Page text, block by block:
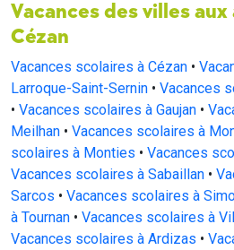
Vacances des villes
Cézan
Vacances scolaires à Cézan •
Larroque-Saint-Sernin • Vacances
• Vacances scolaires à Gaujan •
Meilhan • Vacances scolaires à
scolaires à Monties • Vacances
Vacances scolaires à Sabaillan •
Sarcos • Vacances scolaires à
à Tournan • Vacances scolaires à
Vacances scolaires à Ardizas •